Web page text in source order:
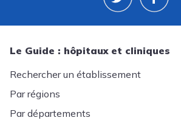
Le Guide : hôpitaux et cliniques
Rechercher un établissement
Par régions
Par départements